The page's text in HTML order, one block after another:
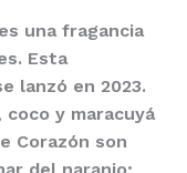
es una fragancia
Esta
lanzó en 2023.
coco y maracuyá
Corazón son